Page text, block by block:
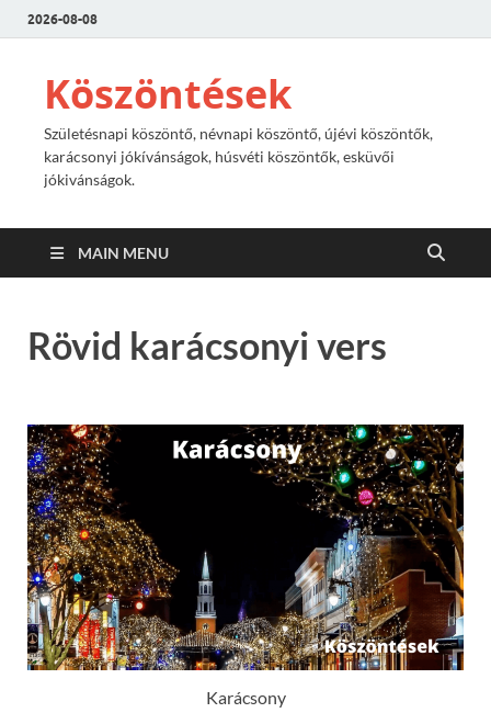
2026-08-08
Köszöntések
Születésnapi köszöntő, névnapi köszöntő, újévi köszöntők,
karácsonyi jókívánságok, húsvéti köszöntők, esküvői
jókivánságok.
MAIN MENU
Rövid karácsonyi vers
Karácsony